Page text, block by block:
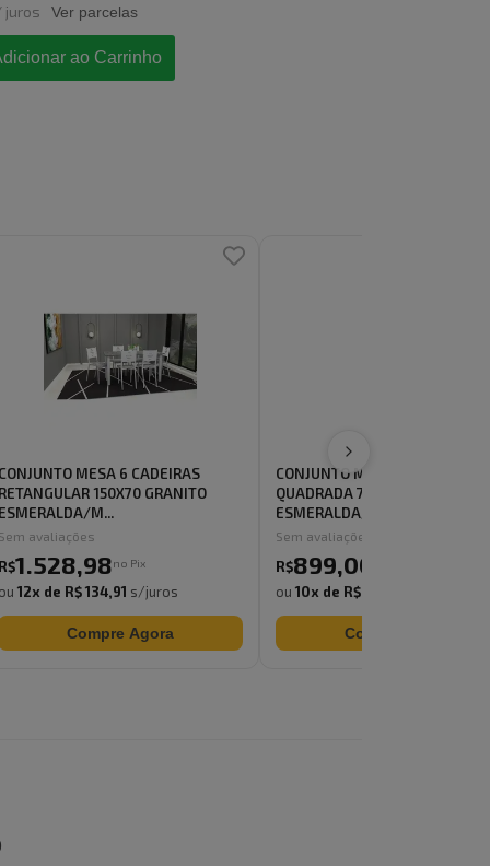
juros Ver parcelas
ao Carrinho
CONJUNTO MESA 6 CADEIRAS
RETANGULAR 150X70 GRANITO
ESMERALDA/M...
Sem avaliações
R$1.528,98no Pix
ou 12x de R$ 134,91 s/juros
Compre Agora
CONJUNTO MESA 4 CADEIRAS
QUADRADA 70X70 GRANITO
ESMERALDA/MALT...
Sem avaliações
R$899,00
ou 10x de R$ 89,90
Compre Agora